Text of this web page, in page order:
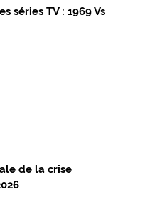
séries TV : 1969 Vs
de la crise